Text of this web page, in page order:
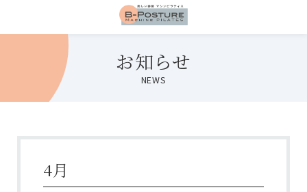
お知らせ
NEWS
4月